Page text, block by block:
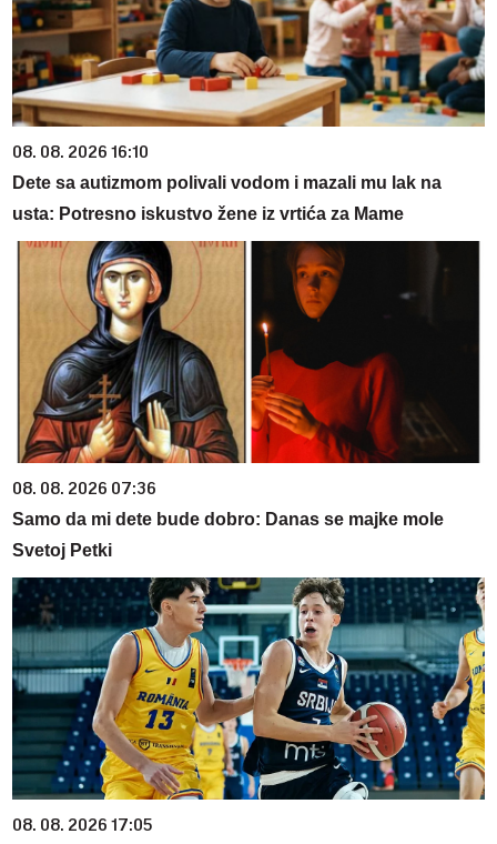
08. 08. 2026 16:10
Dete sa autizmom polivali vodom i mazali mu lak na
usta: Potresno iskustvo žene iz vrtića za Mame
08. 08. 2026 07:36
Samo da mi dete bude dobro: Danas se majke mole
Svetoj Petki
08. 08. 2026 17:05